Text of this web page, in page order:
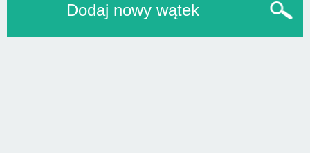
Dodaj nowy wątek